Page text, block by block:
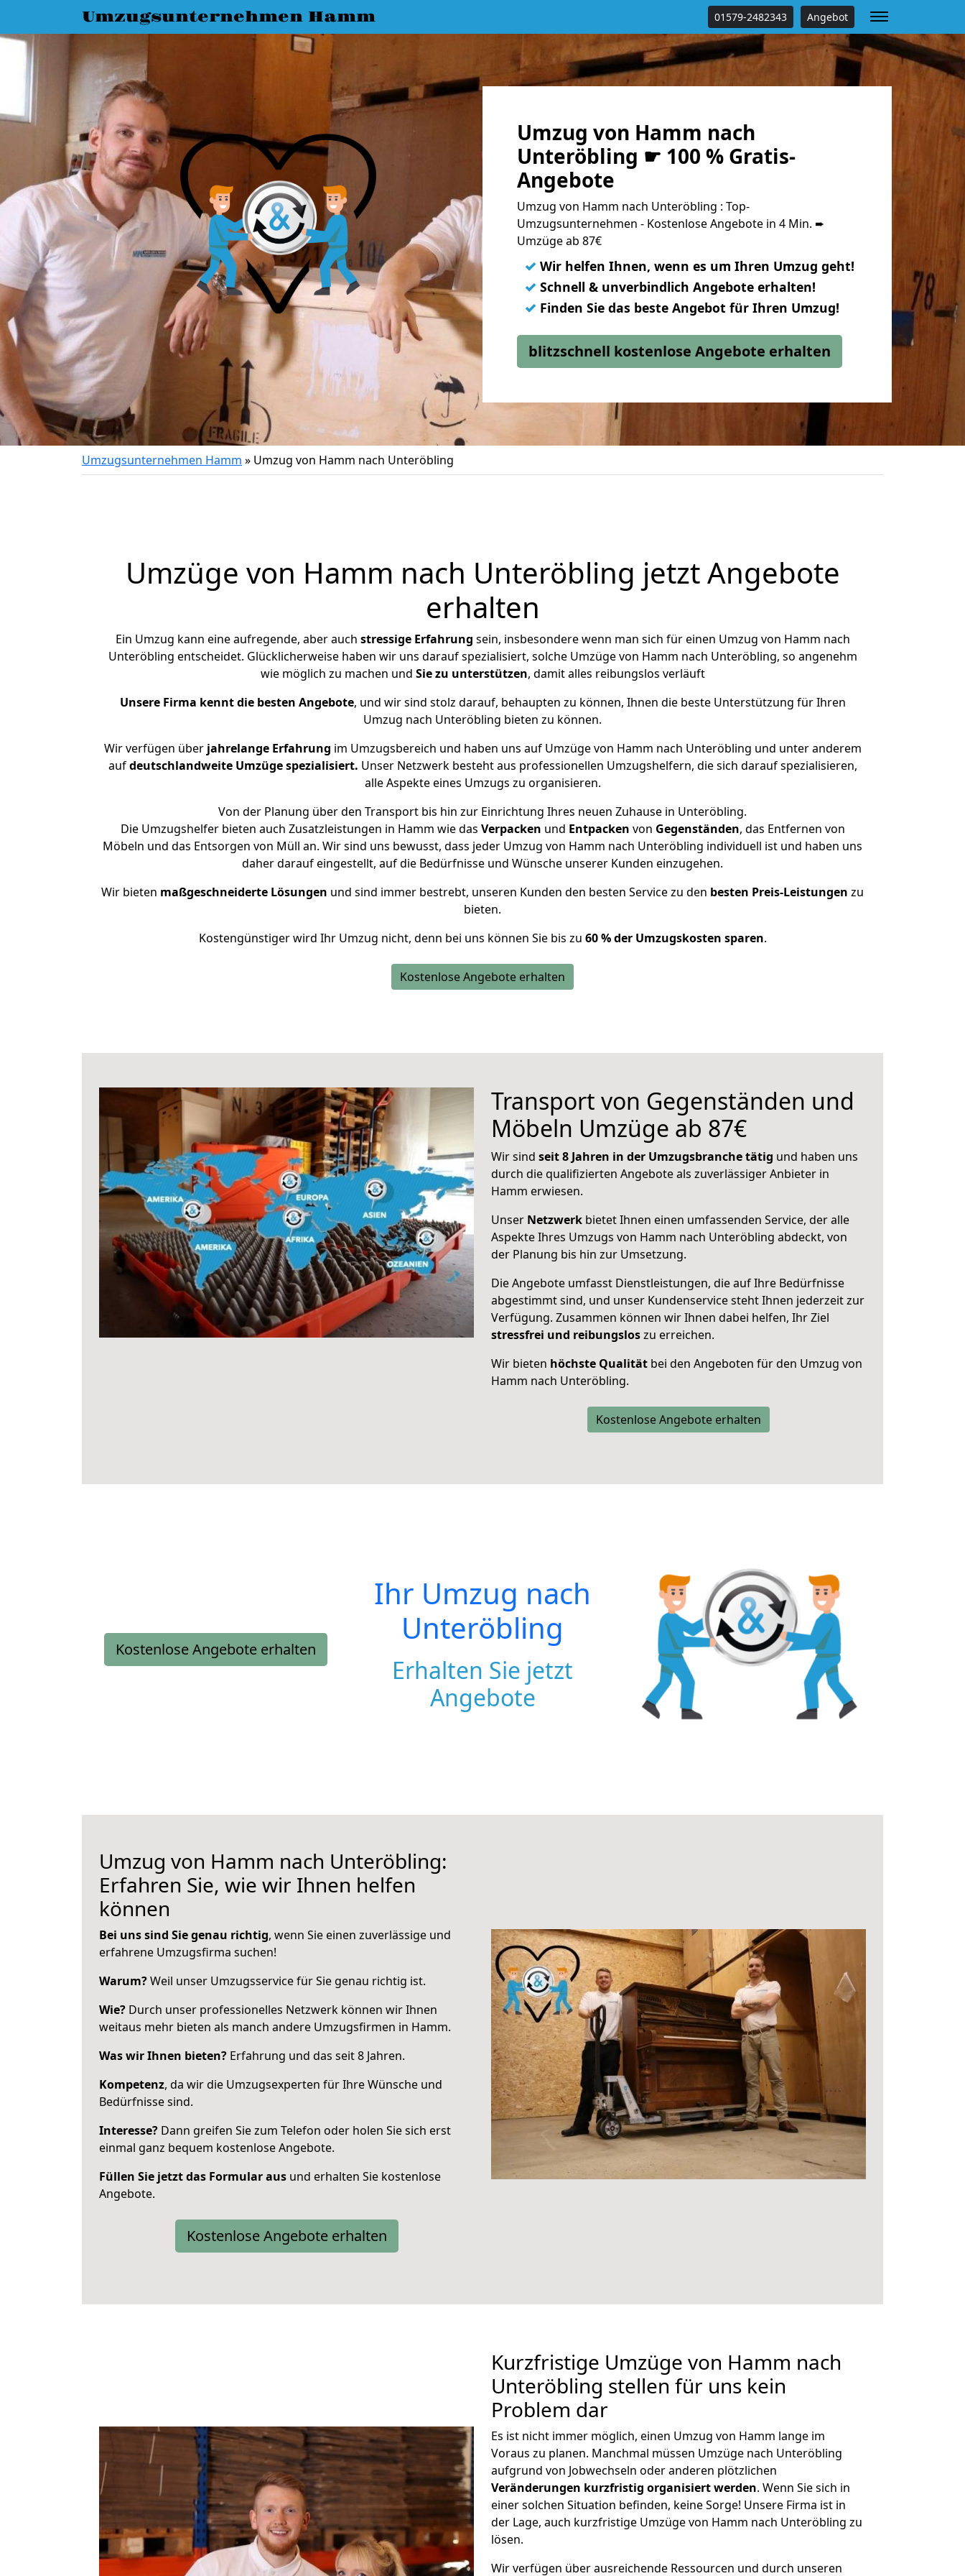
Umzugsunternehmen Hamm 01579-2482343 Angebot
Umzug von Hamm nach
Unteröbling ☛ 100 % Gratis-
Angebote
Umzug von Hamm nach Unteröbling : Top-
Umzugsunternehmen - Kostenlose Angebote in 4 Min. ➨
Umzüge ab 87€
✓ Wir helfen Ihnen, wenn es um Ihren Umzug geht!
✓ Schnell & unverbindlich Angebote erhalten!
✓ Finden Sie das beste Angebot für Ihren Umzug!
blitzschnell kostenlose Angebote erhalten
Umzugsunternehmen Hamm » Umzug von Hamm nach Unteröbling
Umzüge von Hamm nach Unteröbling jetzt Angebote
erhalten
Ein Umzug kann eine aufregende, aber auch stressige Erfahrung sein, insbesondere wenn man sich für einen Umzug von Hamm nach
Unteröbling entscheidet. Glücklicherweise haben wir uns darauf spezialisiert, solche Umzüge von Hamm nach Unteröbling, so angenehm
wie möglich zu machen und Sie zu unterstützen, damit alles reibungslos verläuft
Unsere Firma kennt die besten Angebote, und wir sind stolz darauf, behaupten zu können, Ihnen die beste Unterstützung für Ihren
Umzug nach Unteröbling bieten zu können.
Wir verfügen überjahrelange Erfahrung im Umzugsbereich und haben uns auf Umzüge von Hamm nach Unteröbling und unter anderem
aufdeutschlandweite Umzüge spezialisiert. Unser Netzwerk besteht aus professionellen Umzugshelfern, die sich darauf spezialisieren,
alle Aspekte eines Umzugs zu organisieren.
Von der Planung über den Transport bis hin zur Einrichtung Ihres neuen Zuhause in Unteröbling.
Die Umzugshelfer bieten auch Zusatzleistungen in Hamm wie das Verpacken und Entpacken von Gegenständen, das Entfernen von
Möbeln und das Entsorgen von Müll an. Wir sind uns bewusst, dass jeder Umzug von Hamm nach Unteröbling individuell ist und haben uns
daher darauf eingestellt, auf die Bedürfnisse und Wünsche unserer Kunden einzugehen.
Wir bieten maßgeschneiderte Lösungen und sind immer bestrebt, unseren Kunden den besten Service zu den besten Preis-Leistungen zu
bieten.
Kostengünstiger wird Ihr Umzug nicht, denn bei uns können Sie bis zu 60 % der Umzugskosten sparen.
Kostenlose Angebote erhalten
Transport von Gegenständen und
Möbeln Umzüge ab 87€
Wir sind seit 8 Jahren in der Umzugsbranche tätig und haben uns
durch die qualifizierten Angebote als zuverlässiger Anbieter in
Hamm erwiesen.
Unser Netzwerk bietet Ihnen einen umfassenden Service, der alle
Aspekte Ihres Umzugs von Hamm nach Unteröbling abdeckt, von
der Planung bis hin zur Umsetzung.
Die Angebote umfasst Dienstleistungen, die auf Ihre Bedürfnisse
abgestimmt sind, und unser Kundenservice steht Ihnen jederzeit zur
Verfügung. Zusammen können wir Ihnen dabei helfen, Ihr Ziel
stressfrei und reibungsloszu erreichen.
Wir bieten höchste Qualität bei den Angeboten für den Umzug von
Hamm nach Unteröbling.
Kostenlose Angebote erhalten
Kostenlose Angebote erhalten
Ihr Umzug nach
Unteröbling
Erhalten Sie jetzt
Angebote
Umzug von Hamm nach Unteröbling:
Erfahren Sie, wie wir Ihnen helfen
können
Bei uns sind Sie genau richtig, wenn Sie einen zuverlässige und
erfahrene Umzugsfirma suchen!
Warum?Weil unser Umzugsservice für Sie genau richtig ist.
Wie? Durch unser professionelles Netzwerk können wir Ihnen
weitaus mehr bieten als manch andere Umzugsfirmen in Hamm.
Was wir Ihnen bieten? Erfahrung und das seit 8 Jahren.
Kompetenz, da wir die Umzugsexperten für Ihre Wünsche und
Bedürfnisse sind.
Interesse? Dann greifen Sie zum Telefon oder holen Sie sich erst
einmal ganz bequem kostenlose Angebote.
Füllen Sie jetzt das Formular aus und erhalten Sie kostenlose
Angebote.
Kostenlose Angebote erhalten
Kurzfristige Umzüge von Hamm nach
Unteröbling stellen für uns kein
Problem dar
Es ist nicht immer möglich, einen Umzug von Hamm lange im
Voraus zu planen. Manchmal müssen Umzüge nach Unteröbling
aufgrund von Jobwechseln oder anderen plötzlichen
Veränderungen kurzfristig organisiert werden. Wenn Sie sich in
einer solchen Situation befinden, keine Sorge! Unsere Firma ist in
der Lage, auch kurzfristige Umzüge von Hamm nach Unteröbling zu
lösen.
Wir verfügen über ausreichende Ressourcen und durch unseren